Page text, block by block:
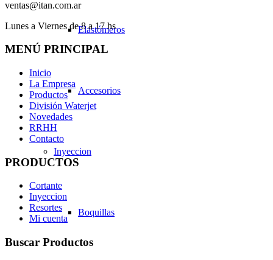
Elastómeros
Accesorios
Inyeccion
Boquillas
ventas@itan.com.ar
Lunes a Viernes de 8 a 17 hs
MENÚ PRINCIPAL
Inicio
La Empresa
Productos
División Waterjet
Novedades
RRHH
Contacto
PRODUCTOS
Cortante
Inyeccion
Resortes
Mi cuenta
Buscar Productos